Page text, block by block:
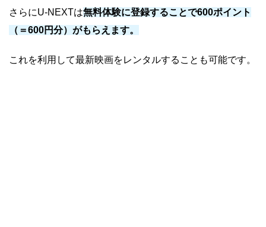
さらにU-NEXTは無料体験に登録することで600ポイント
（＝600円分）がもらえます。
これを利用して最新映画をレンタルすることも可能です。